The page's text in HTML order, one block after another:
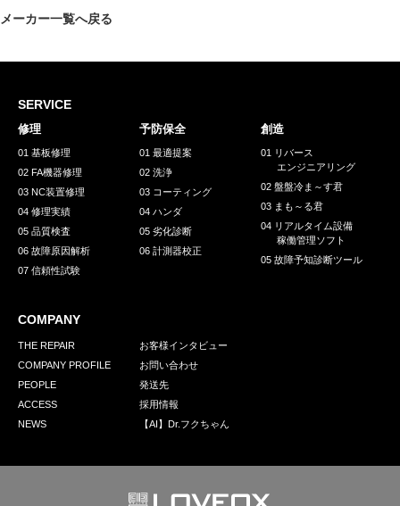
INTERVIEW
採用情報
GREEN CHALLENGE
環境への取り組み
お問い合わせ 発送先
メーカー一覧へ戻る
SERVICE
修理
01 基板修理
02 FA機器修理
03 NC装置修理
04 修理実績
05 品質検査
06 故障原因解析
07 信頼性試験
予防保全
01 最適提案
02 洗浄
03 コーティング
04 ハンダ
05 劣化診断
06 計測器校正
創造
01 リバース
エンジニアリング
02 盤盤冷ま～す君
03 まも～る君
04 リアルタイム設備
稼働管理ソフト
05 故障予知診断ツール
COMPANY
THE REPAIR
COMPANY PROFILE
PEOPLE
ACCESS
NEWS
お客様インタビュー
お問い合わせ
発送先
採用情報
【AI】Dr.フクちゃん